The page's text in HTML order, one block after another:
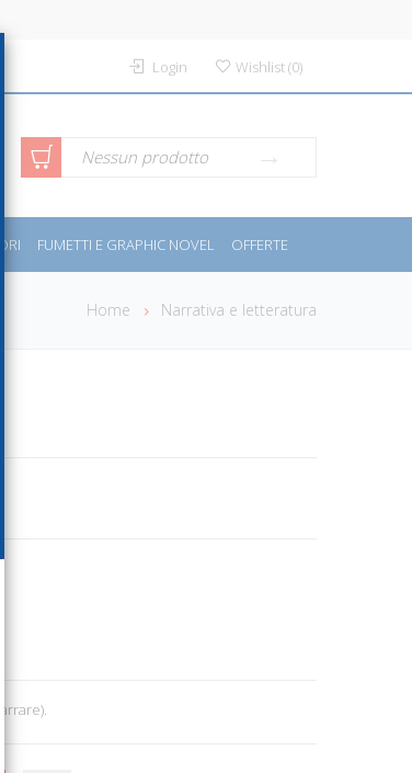
Login Wishlist(0)
Nessun prodotto
FUMETTI E GRAPHIC NOVEL OFFERTE
Home Narrativa e letteratura